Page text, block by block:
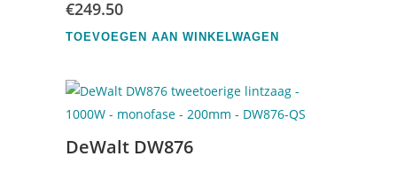
€249.50
TOEVOEGEN AAN WINKELWAGEN
DeWalt DW876